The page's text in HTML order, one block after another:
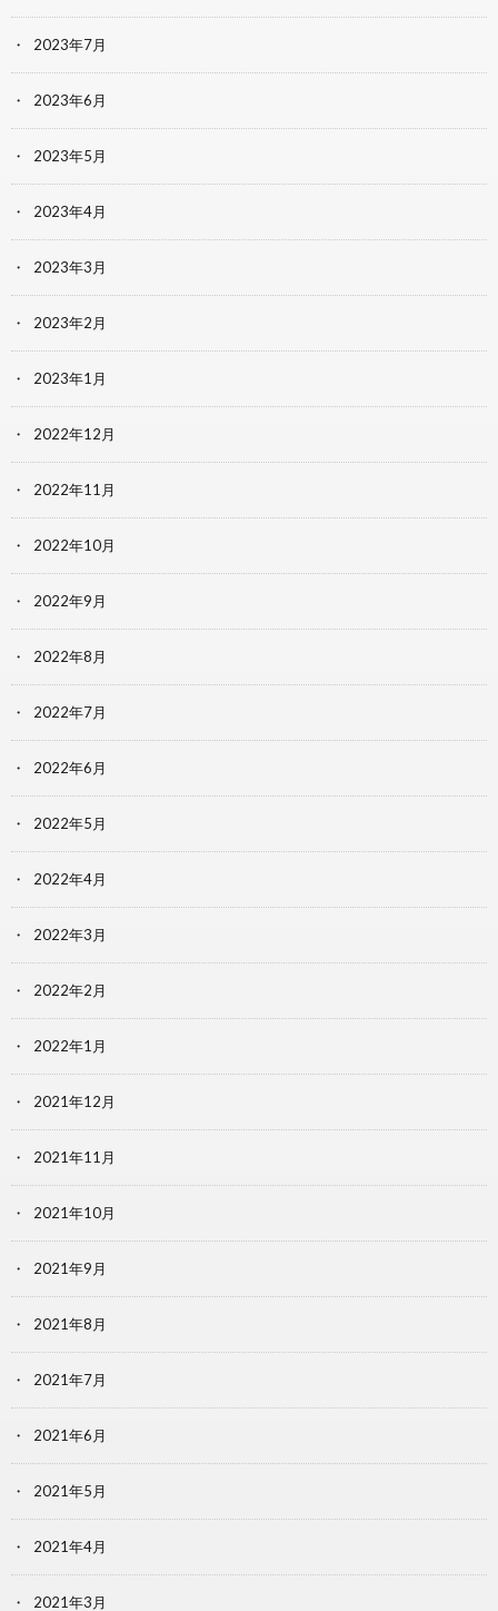
2023年7月
2023年6月
2023年5月
2023年4月
2023年3月
2023年2月
2023年1月
2022年12月
2022年11月
2022年10月
2022年9月
2022年8月
2022年7月
2022年6月
2022年5月
2022年4月
2022年3月
2022年2月
2022年1月
2021年12月
2021年11月
2021年10月
2021年9月
2021年8月
2021年7月
2021年6月
2021年5月
2021年4月
2021年3月